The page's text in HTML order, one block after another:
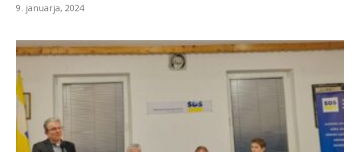
9. januarja, 2024